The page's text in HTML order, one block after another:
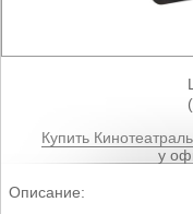
(
Купить
у
Описание: